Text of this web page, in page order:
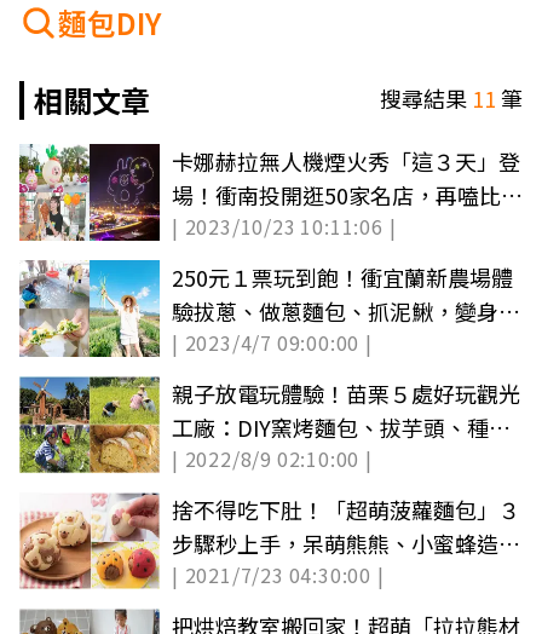
麵包DIY
相關文章
搜尋結果 11筆
卡娜赫拉無人機煙火秀「這３天」登
場！衝南投開逛50家名店，再嗑比臉
大可頌
| 2023/10/23 10:11:06 |
250元１票玩到飽！衝宜蘭新農場體
驗拔蔥、做蔥麵包、抓泥鰍，變身１
日小農夫
| 2023/4/7 09:00:00 |
親子放電玩體驗！苗栗５處好玩觀光
工廠：DIY窯烤麵包、拔芋頭、種稻
採薑去
| 2022/8/9 02:10:00 |
捨不得吃下肚！「超萌菠蘿麵包」３
步驟秒上手，呆萌熊熊、小蜜蜂造型
洗版IG
| 2021/7/23 04:30:00 |
把烘焙教室搬回家！超萌「拉拉熊材